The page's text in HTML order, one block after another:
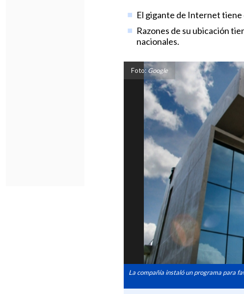
El gigante de Internet tiene
Razones de su ubicación
nacionales.
Foto:Google
La compañía instaló un programa para